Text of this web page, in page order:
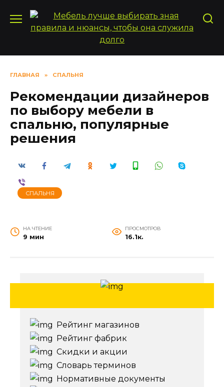
содержанию
ГЛАВНАЯ » СПАЛЬНЯ
Рекомендации дизайнеров
по выбору мебели в
спальню, популярные
решения
СПАЛЬНЯ
НА ЧТЕНИЕ
9 мин
ПРОСМОТРОВ
16.1к.
Рейтинг магазинов
Рейтинг фабрик
Скидки и акции
Словарь терминов
Нормативные документы